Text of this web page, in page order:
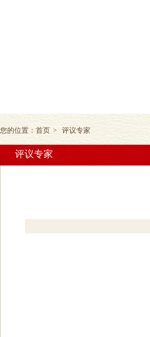
您的位置： 首页 > 评议专家
评议专家